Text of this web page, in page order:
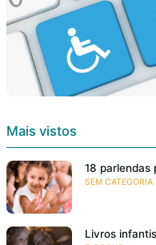
Mais vistos
18 parlendas
SEM CATEGORIA
Livros